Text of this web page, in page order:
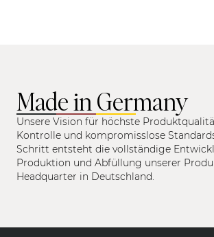
Made in Germany
Unsere Vision für höchste
Kontrolle und kompromisslose
Schritt entsteht die vollständige
Produktion und Abfüllung unserer
Headquarter in Deutschland.